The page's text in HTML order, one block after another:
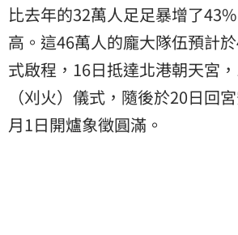
比去年的32萬人足足暴增了
高。這46萬人的龐大隊伍預計
式啟程，16日抵達北港朝天宮
（刈火）儀式，隨後於20日回
月1日開爐象徵圓滿。